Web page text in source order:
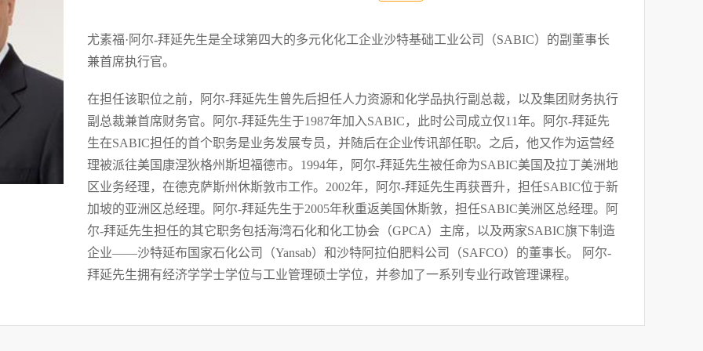
尤素福·阿尔-拜延先生是全球第四大的多元化化工企业沙特基础工业公司（SABIC）的副董事长
兼首席执行官。
在担任该职位之前，阿尔-拜延先生曾先后担任人力资源和化学品执行副总裁，以及集团财务执行
副总裁兼首席财务官。阿尔-拜延先生于1987年加入SABIC，此时公司成立仅11年。阿尔-拜延先
生在SABIC担任的首个职务是业务发展专员，并随后在企业传讯部任职。之后，他又作为运营经
理被派往美国康涅狄格州斯坦福德市。1994年，阿尔-拜延先生被任命为SABIC美国及拉丁美洲地
区业务经理，在德克萨斯州休斯敦市工作。2002年，阿尔-拜延先生再获晋升，担任SABIC位于新
加坡的亚洲区总经理。阿尔-拜延先生于2005年秋重返美国休斯敦，担任SABIC美洲区总经理。阿
尔-拜延先生担任的其它职务包括海湾石化和化工协会（GPCA）主席，以及两家SABIC旗下制造
企业——沙特延布国家石化公司（Yansab）和沙特阿拉伯肥料公司（SAFCO）的董事长。 阿尔-
拜延先生拥有经济学学士学位与工业管理硕士学位，并参加了一系列专业行政管理课程。